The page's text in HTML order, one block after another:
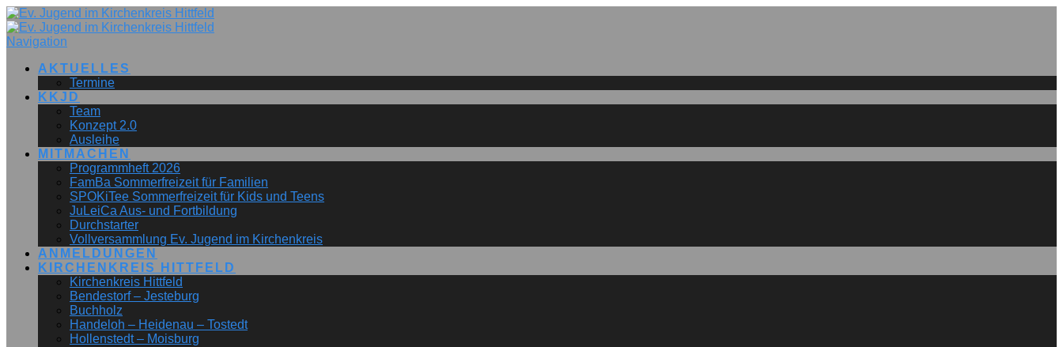
Navigation
AKTUELLES
Termine
KKJD
Team
Konzept 2.0
Ausleihe
MITMACHEN
Programmheft 2026
FamBa Sommerfreizeit für Familien
SPOKiTee Sommerfreizeit für Kids und Teens
JuLeiCa Aus- und Fortbildung
Durchstarter
Vollversammlung Ev. Jugend im Kirchenkreis
ANMELDUNGEN
KIRCHENKREIS HITTFELD
Kirchenkreis Hittfeld
Bendestorf – Jesteburg
Buchholz
Handeloh – Heidenau – Tostedt
Hollenstedt – Moisburg